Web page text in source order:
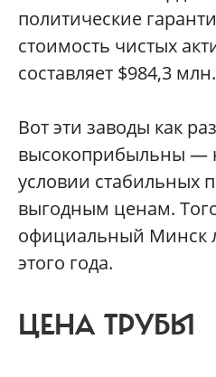
политические
стоимость чистых
составляет $984,3 млн.
Вот эти заводы как раз
высокоприбыльны —
условии стабильных
выгодным ценам.
официальный Минск
этого года.
ЦЕНА ТРУБЫ